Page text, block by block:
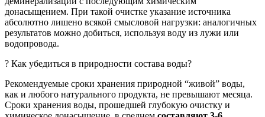
донасыщением. При такой очистке указание источника
абсолютно лишено всякой смысловой нагрузки: аналогичных
результатов можно добиться, используя воду из лужи или
водопровода.
? Как убедиться в природности состава воды?
Рекомендуемые сроки хранения природной “живой” воды,
как и любого натурального продукта, не превышают месяца.
Сроки хранения воды, прошедшей глубокую очистку и